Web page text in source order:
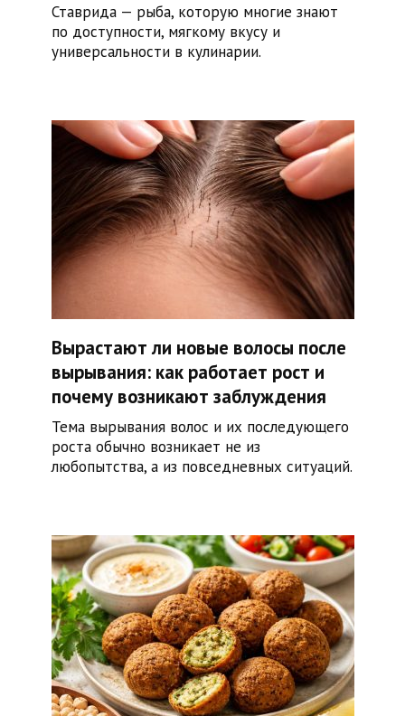
Ставрида — рыба, которую многие знают
по доступности, мягкому вкусу и
универсальности в кулинарии.
Вырастают ли новые волосы после
вырывания: как работает рост и
почему возникают заблуждения
Тема вырывания волос и их последующего
роста обычно возникает не из
любопытства, а из повседневных ситуаций.